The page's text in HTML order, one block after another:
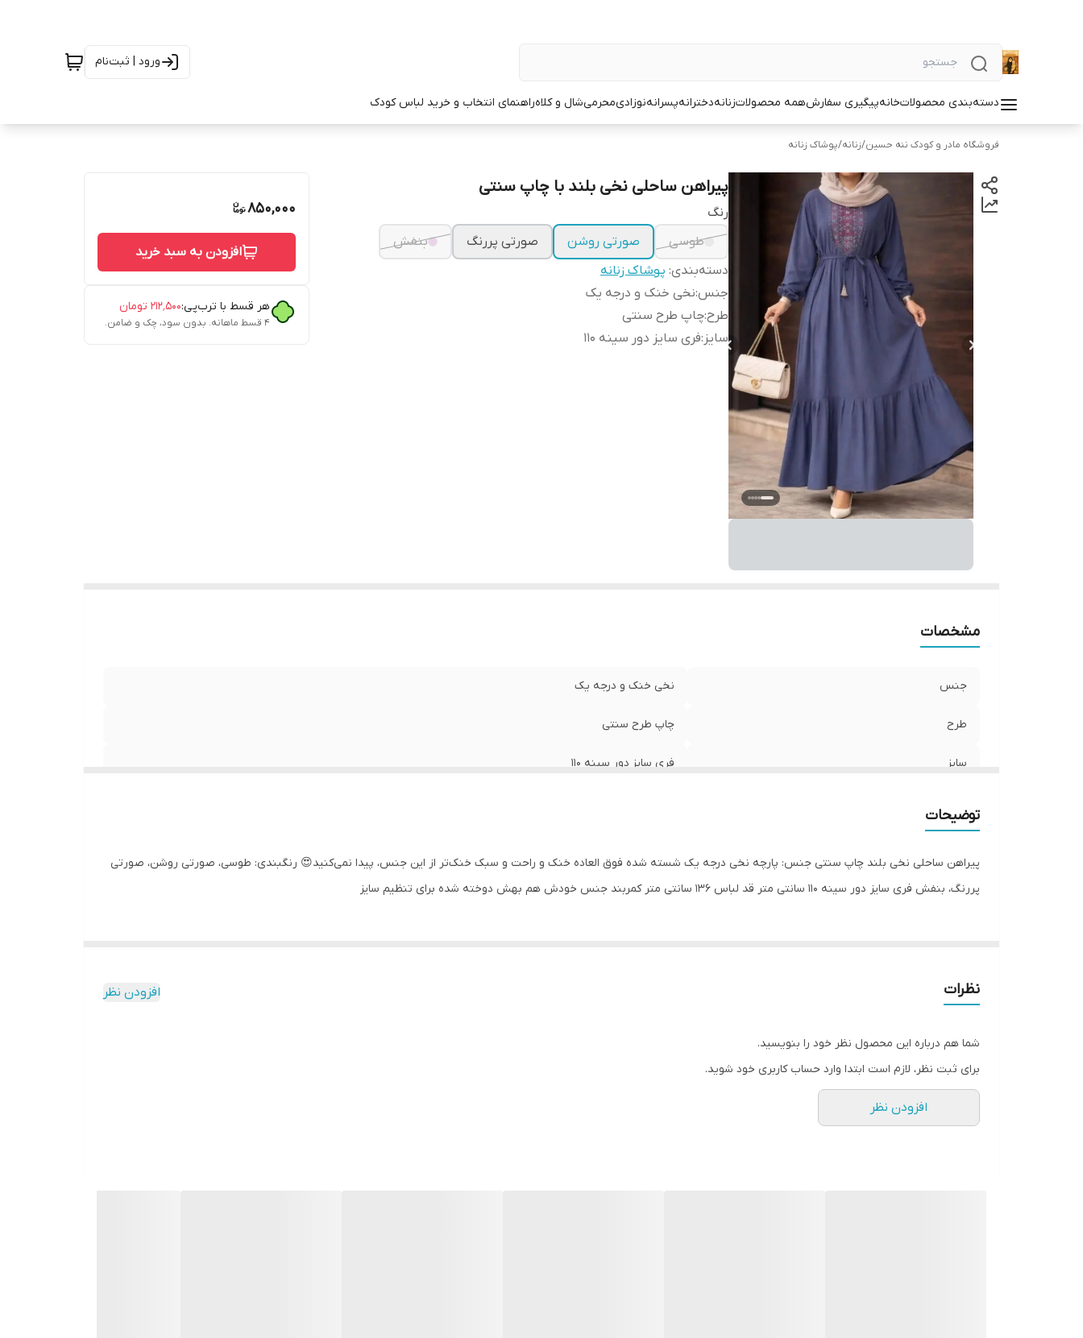
ورود | ثبت‌نام
دسته‌بندی محصولاتخانهپیگیری سفارشهمه محصولاتزنانهدخترانهپسرانهنوزادیمحرمیشال و کلاهراهنمای انتخاب و خرید لباس کودک
فروشگاه مادر و کودک ننه حسین/زنانه/پوشاک زنانه
پیراهن ساحلی نخی بلند با چاپ سنتی
رنگ
طوسی
صورتی روشن صورتی پررنگ
بنفش
دسته‌بندی: پوشاک زنانه
جنس:نخی خنک و درجه یک
طرح:چاپ طرح سنتی
سایز :فری سایز دور سینه ۱۱۰
850,000
افزودن به سبد خرید
هر قسط با ترب‌پی:۲۱۲٬۵۰۰ تومان
۴ قسط ماهانه. بدون سود، چک و ضامن.
مشخصات
جنس نخی خنک و درجه یک
طرح چاپ طرح سنتی
سایز فری سایز دور سینه ۱۱۰
توضیحات
پیراهن ساحلی نخی بلند چاپ سنتی جنس: پارچه نخی درجه یک شسته شده فوق العاده خنک و راحت و سبک خنک‌تر از این جنس، پیدا نمی‌کنید😍 رنگبندی: طوسی، صورتی روشن، صورتی
پررنگ، بنفش فری سایز دور سینه ۱۱۰ سانتی متر قد لباس ۱۳۶ سانتی متر کمربند جنس خودش هم بهش دوخته شده برای تنظیم سایز
نظرات افزودن نظر
شما هم درباره این محصول نظر خود را بنویسید.
برای ثبت نظر، لازم است ابتدا وارد حساب کاربری خود شوید.
افزودن نظر